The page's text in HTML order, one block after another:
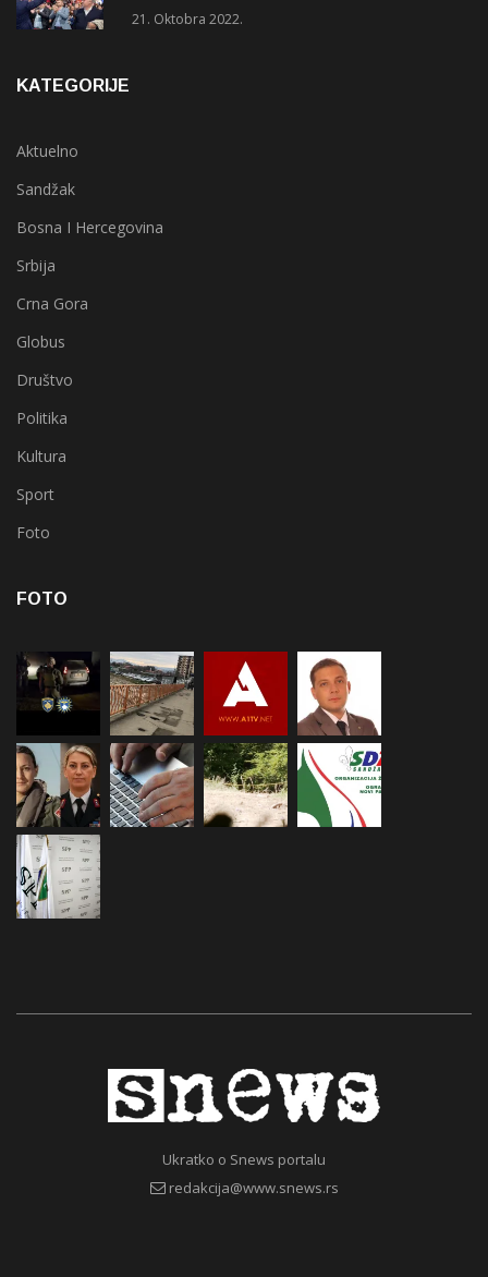
21. Oktobra 2022.
KATEGORIJE
Aktuelno
Sandžak
Bosna I Hercegovina
Srbija
Crna Gora
Globus
Društvo
Politika
Kultura
Sport
Foto
FOTO
Ukratko o Snews portalu
redakcija@www.snews.rs